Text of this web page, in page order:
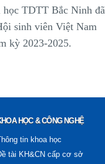
TDTT Bắc Ninh đã
sinh viên Việt Nam
kỳ 2023-2025.
HỌC & CÔNG NGHỆ
tin khoa học
tài KH&CN cấp cơ sở